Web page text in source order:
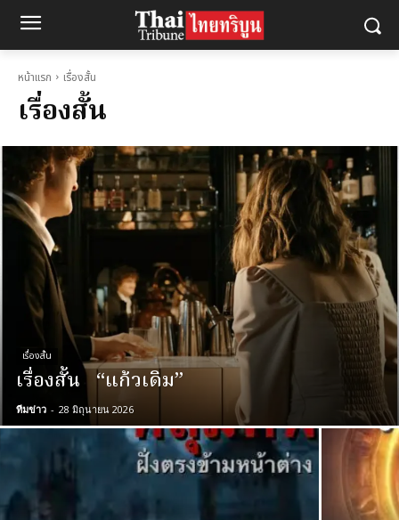
หน้าแรก เรื่องสั้น
เรื่องสั้น
เรื่องสั้น
เรื่องสั้น “แก้วเดิม”
ทีมข่าว - 28 มิถุนายน 2026